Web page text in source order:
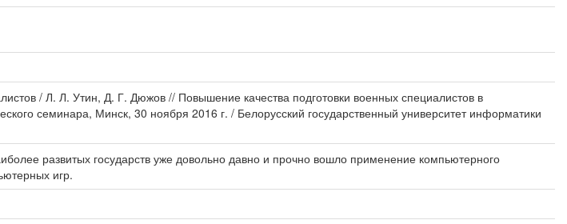
/ Л. Л. Утин, Д. Г. Дюжов // Повышение качества подготовки военных специалистов в
семинара, Минск, 30 ноября 2016 г. / Белорусский государственный университет информатики
развитых государств уже довольно давно и прочно вошло применение компьютерного
игр.